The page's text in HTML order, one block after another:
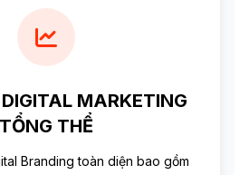
MARKETING
TỔNG THỂ
Branding toàn diện bao gồm